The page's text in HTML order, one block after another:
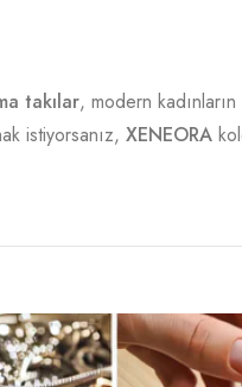
takılar, modern
istiyorsanız, XENEORA